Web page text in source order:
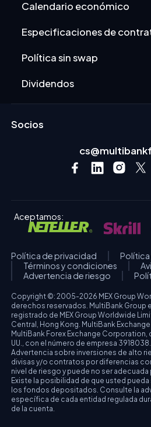
Calendario económico
Especificaciones de
Política sin swap
Dividendos
Socios
Aceptamos:
Política de privacidad
Términos y condiciones
Advertencia de riesgo
Copyright ©: 2005-2026 MEX Group
derechos reservados. MultiBank Group
registrado de MEX Group Worldwide
Central, Hong Kong. MultiBank
MultiBank Forex Exchange Corporation,
UU., con el número de empresa 3918038.
Advertencia sobre inversiones de alto
divisas y/o contratos por diferencias
nivel de riesgo y puede no ser
Existe la posibilidad de que usted
los fondos depositados. Consulte la
específica de cada entidad regulada
de la cuenta.